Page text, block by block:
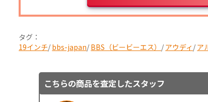
タグ：
19インチ/ bbs-japan/ BBS（ビービーエス） / アウディ / ア
こちらの商品を査定したスタッフ